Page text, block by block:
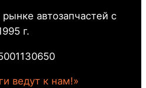
автозапчастей с
г.
ведут к нам!»